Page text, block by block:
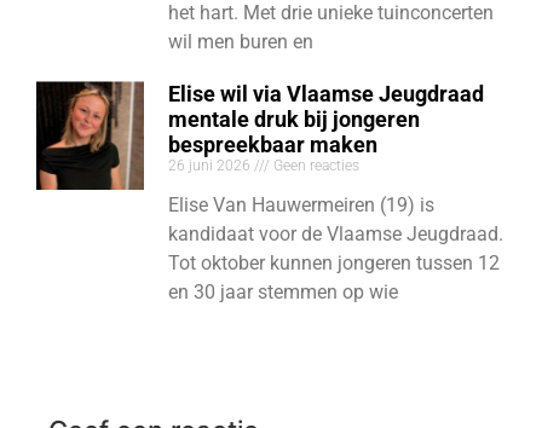
het hart. Met drie unieke tuinconcerten
wil men buren en
Elise wil via Vlaamse Jeugdraad
mentale druk bij jongeren
bespreekbaar maken
26 juni 2026 Geen reacties
Elise Van Hauwermeiren (19) is
kandidaat voor de Vlaamse Jeugdraad.
Tot oktober kunnen jongeren tussen 12
en 30 jaar stemmen op wie